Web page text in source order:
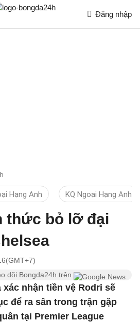
Đăng nhập
Hạng Anh KQ Ngoại Hạng Anh
thức bỏ lỡ đại
dõi Bongda24h trên
xác nhận tiền vệ Rodri sẽ
để ra sân trong trận gặp
tại Premier League